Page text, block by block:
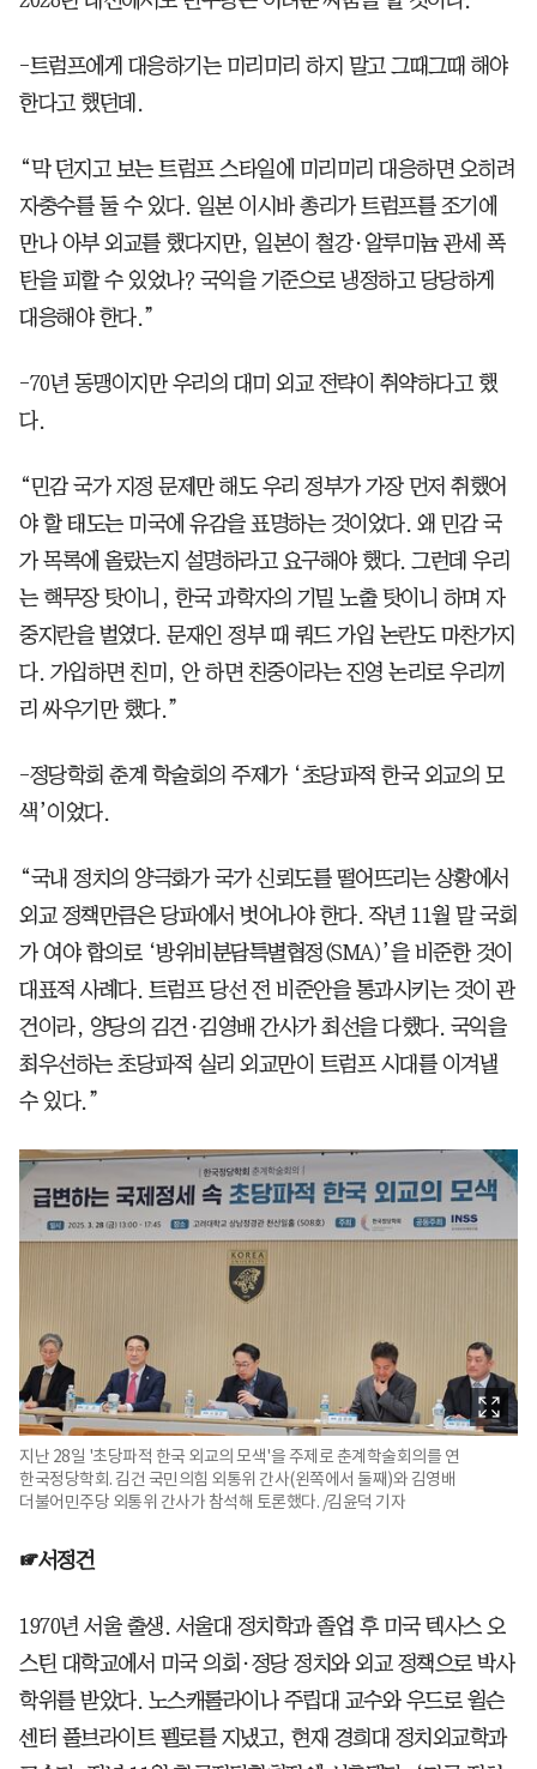
-트럼프에게 대응하기는 미리미리 하지 말고 그때그때 해야
한다고 했던데.
“막 던지고 보는 트럼프 스타일에 미리미리 대응하면 오히려
자충수를 둘 수 있다. 일본 이시바 총리가 트럼프를 조기에
만나 아부 외교를 했다지만, 일본이 철강·알루미늄 관세 폭
탄을 피할 수 있었나? 국익을 기준으로 냉정하고 당당하게
대응해야 한다.”
-70년 동맹이지만 우리의 대미 외교 전략이 취약하다고 했
다.
“민감 국가 지정 문제만 해도 우리 정부가 가장 먼저 취했어
야 할 태도는 미국에 유감을 표명하는 것이었다. 왜 민감 국
가 목록에 올랐는지 설명하라고 요구해야 했다. 그런데 우리
는 핵무장 탓이니, 한국 과학자의 기밀 노출 탓이니 하며 자
중지란을 벌였다. 문재인 정부 때 쿼드 가입 논란도 마찬가지
다. 가입하면 친미, 안 하면 친중이라는 진영 논리로 우리끼
리 싸우기만 했다.”
-정당학회 춘계 학술회의 주제가 ‘초당파적 한국 외교의 모
색’이었다.
“국내 정치의 양극화가 국가 신뢰도를 떨어뜨리는 상황에서
외교 정책만큼은 당파에서 벗어나야 한다. 작년 11월 말 국회
가 여야 합의로 ‘방위비분담특별협정(SMA)’을 비준한 것이
대표적 사례다. 트럼프 당선 전 비준안을 통과시키는 것이 관
건이라, 양당의 김건·김영배 간사가 최선을 다했다. 국익을
최우선하는 초당파적 실리 외교만이 트럼프 시대를 이겨낼
수 있다.”
지난 28일 '초당파적 한국 외교의 모색'을 주제로 춘계학술회의를 연
한국정당학회. 김건 국민의힘 외통위 간사(왼쪽에서 둘째)와 김영배
더불어민주당 외통위 간사가 참석해 토론했다. /김윤덕 기자
☞서정건
1970년 서울 출생. 서울대 정치학과 졸업 후 미국 텍사스 오
스틴 대학교에서 미국 의회·정당 정치와 외교 정책으로 박사
학위를 받았다. 노스캐롤라이나 주립대 교수와 우드로 윌슨
센터 풀브라이트 펠로를 지냈고, 현재 경희대 정치외교학과